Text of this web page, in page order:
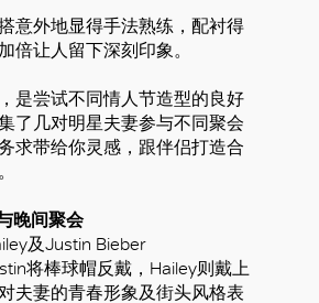
意外地显得手法熟练，配衬得
倍让人留下深刻印象。
是尝试不同情人节造型的良好
了几对明星夫妻参与不同聚会
求带给你灵感，跟伴侣打造合
晚间聚会
及Justin Bieber
将棒球帽反戴，Hailey则戴上
夫妻的青春形象及街头风格表